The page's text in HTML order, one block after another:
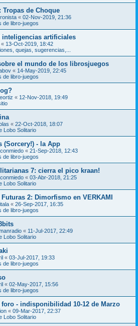
de Choque
« 02-Nov-2019, 21:36
de libro-juegos
inteligencias artificiales
« 13-Oct-2019, 18:42
quejas, sugerencias,...
el mundo de los librosjuegos
« 14-May-2019, 22:45
de libro-juegos
« 12-Nov-2018, 19:49
« 22-Oct-2018, 18:07
Lobo Solitario
(Sorcery!) - la App
« 21-Sep-2018, 12:43
de libro-juegos
7: cierra el pico kraan!
« 03-Abr-2018, 21:25
Lobo Solitario
2: Dimorfismo en VERKAMI
« 26-Sep-2017, 16:35
de libro-juegos
« 11-Jul-2017, 22:49
Lobo Solitario
« 03-Jul-2017, 19:33
de libro-juegos
« 02-May-2017, 15:56
de libro-juegos
- indisponibilidad 10-12 de Marzo
« 09-Mar-2017, 22:37
Lobo Solitario